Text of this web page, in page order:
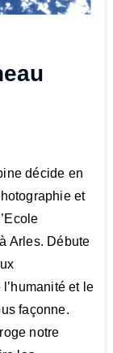
décide en
et
Arles. Débute
et le
façonne.
notre